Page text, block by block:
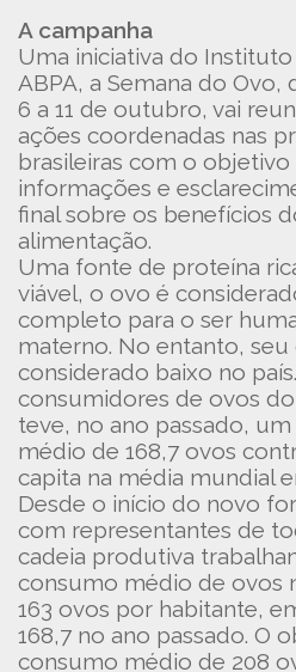
A campanha
Uma iniciativa do Instituto
ABPA, a Semana do Ovo,
6 a 11 de outubro, vai
ações coordenadas nas
brasileiras com o objetivo
informações e
final sobre os benefícios
alimentação.
Uma fonte de proteína
viável, o ovo é
completo para o ser
materno. No entanto,
considerado baixo no
consumidores de ovos
teve, no ano passado,
médio de 168,7 ovos
capita na média mundial
Desde o início do novo
com representantes de
cadeia produtiva
consumo médio de ovos
163 ovos por habitante,
168,7 no ano passado. O
consumo médio de 208